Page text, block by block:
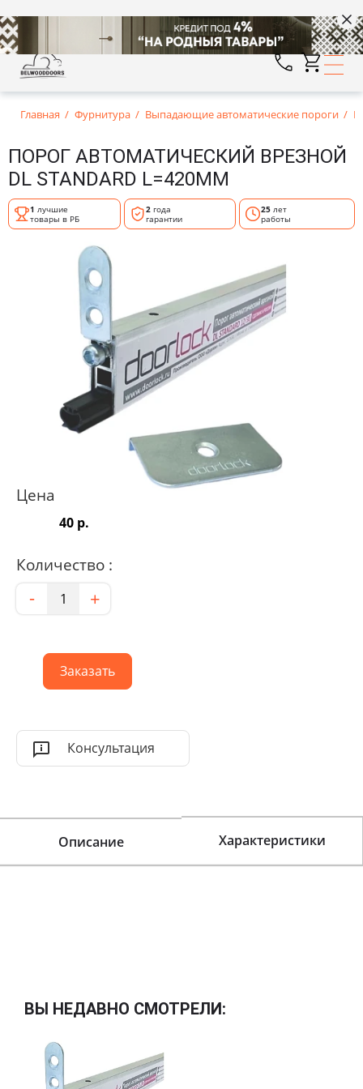
Главная Фурнитура Выпадающие автоматические пороги
ПОРОГ АВТОМАТИЧЕСКИЙ ВРЕЗНОЙ
DL STANDARD L=420ММ
1 лучшие
товары в РБ
2года
гарантии
25 лет
работы
Цена
40 р.
Количество :
Количество
- +
Заказать
Консультация
Описание Характеристики
ВЫ НЕДАВНО СМОТРЕЛИ: